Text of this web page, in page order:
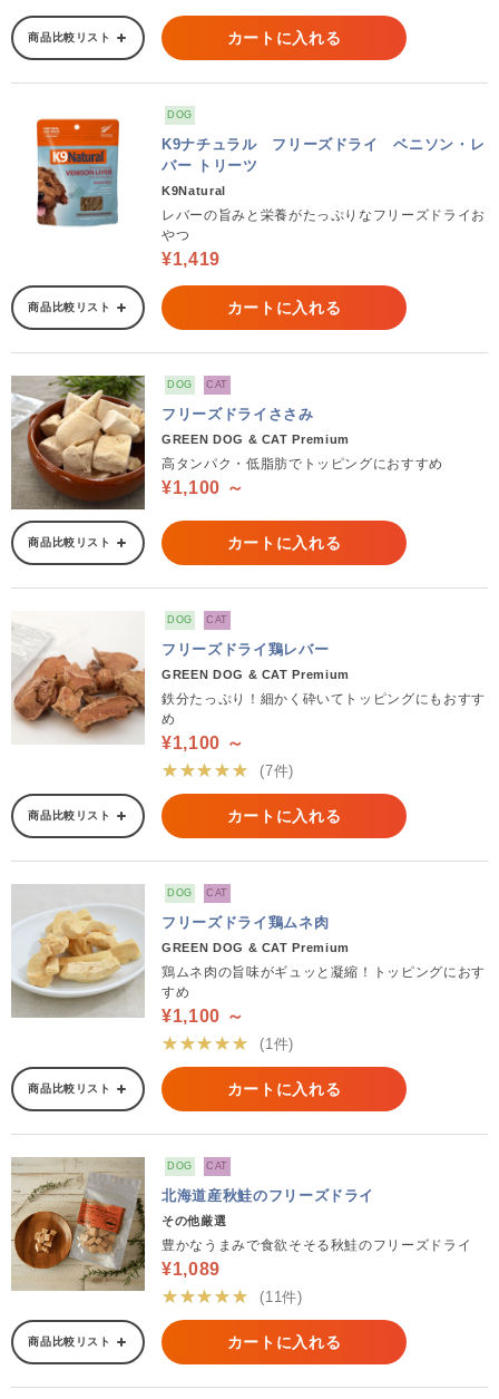
商品比較リスト カートに入れる
DOG
K9ナチュラル フリーズドライ ベニソン・レ
バー トリーツ
K9Natural
レバーの旨みと栄養がたっぷりなフリーズドライお
やつ
¥1,419
商品比較リスト カートに入れる
DOG CAT
フリーズドライささみ
GREEN DOG & CAT Premium
高タンパク・低脂肪でトッピングにおすすめ
¥1,100 ～
商品比較リスト カートに入れる
DOG CAT
フリーズドライ鶏レバー
GREEN DOG & CAT Premium
鉄分たっぷり！細かく砕いてトッピングにもおすす
め
¥1,100 ～
★★★★★
(7件)
商品比較リスト カートに入れる
DOG CAT
フリーズドライ鶏ムネ肉
GREEN DOG & CAT Premium
鶏ムネ肉の旨味がギュッと凝縮！トッピングにおす
すめ
¥1,100 ～
★★★★★
(1件)
商品比較リスト カートに入れる
DOG CAT
北海道産秋鮭のフリーズドライ
その他厳選
豊かなうまみで食欲そそる秋鮭のフリーズドライ
¥1,089
★★★★★
(11件)
商品比較リスト カートに入れる